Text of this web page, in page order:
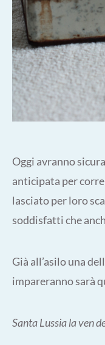
Oggi avranno
anticipata per
lasciato per loro
soddisfatti che
Già all’asilo una
impareranno sarà
Santa Lussia la ven